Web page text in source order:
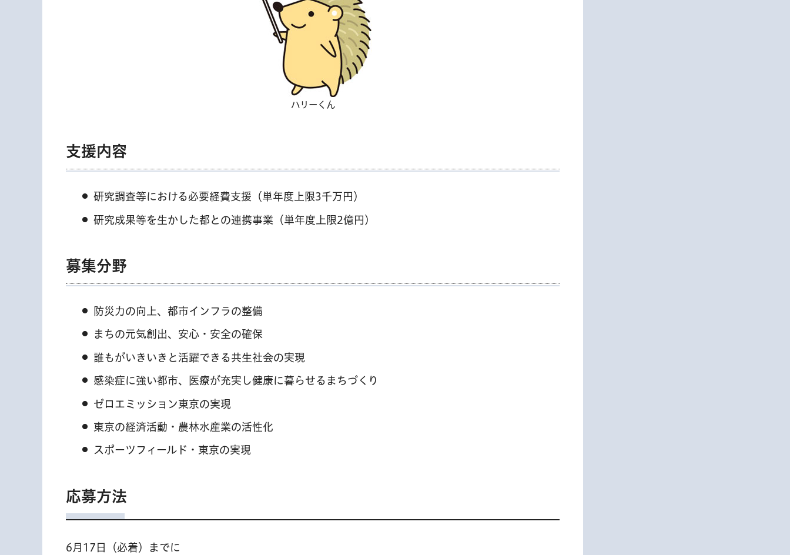
ハリーくん
支援内容
研究調査等における必要経費支援（単年度上限3千万円）
研究成果等を生かした都との連携事業（単年度上限2億円）
募集分野
防災力の向上、都市インフラの整備
まちの元気創出、安心・安全の確保
誰もがいきいきと活躍できる共生社会の実現
感染症に強い都市、医療が充実し健康に暮らせるまちづくり
ゼロエミッション東京の実現
東京の経済活動・農林水産業の活性化
スポーツフィールド・東京の実現
応募方法
6月17日（必着）までに